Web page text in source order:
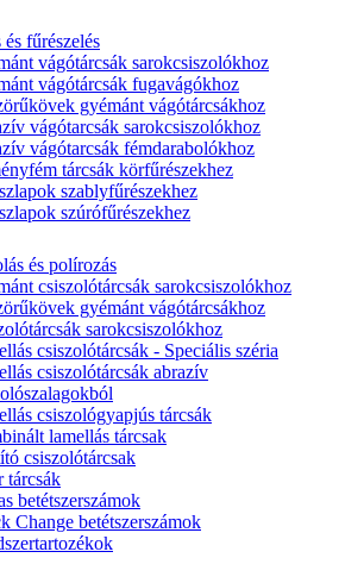
és fűrészelés
vágótárcsák sarokcsiszolókhoz
vágótárcsák fugavágókhoz
gyémánt vágótárcsákhoz
vágótarcsák sarokcsiszolókhoz
vágótarcsák fémdarabolókhoz
tárcsák körfűrészekhez
szablyfűrészekhez
szúrófűrészekhez
és polírozás
csiszolótárcsák sarokcsiszolókhoz
gyémánt vágótárcsákhoz
sarokcsiszolókhoz
csiszolótárcsák - Speciális széria
csiszolótárcsák abrazív
csiszológyapjús tárcsák
lamellás tárcsak
csiszolótárcsak
tárcsák
betétszerszámok
Change betétszerszámok